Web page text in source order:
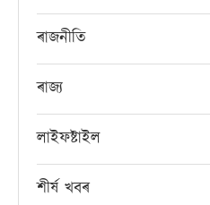
ৰাজনীতি
ৰাজ্য
লাইফষ্টাইল
শীৰ্ষ খবৰ